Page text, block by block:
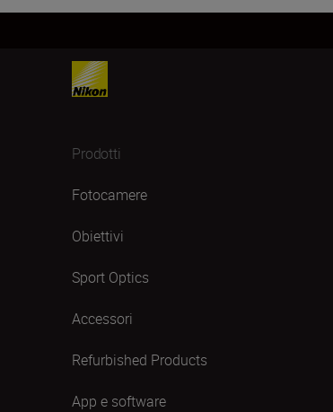
Prodotti
Fotocamere
Obiettivi
Sport Optics
Accessori
Refurbished Products
App e software